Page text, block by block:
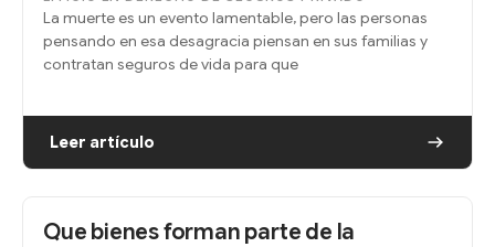
La muerte es un evento lamentable, pero las personas
pensando en esa desagracia piensan en sus familias y
contratan seguros de vida para que
Leer artículo
Que bienes forman parte de la